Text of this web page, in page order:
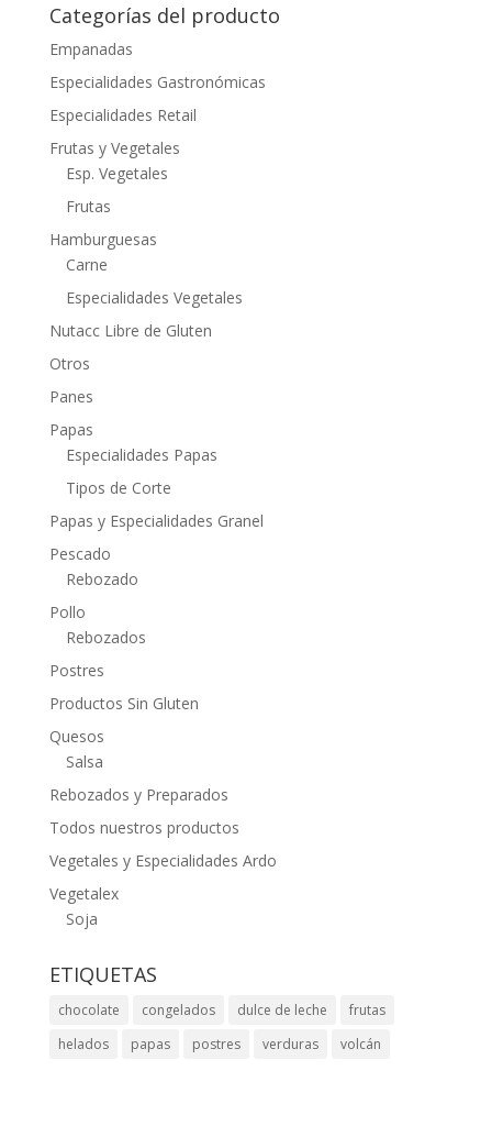
Categorías del producto
Empanadas
Especialidades Gastronómicas
Especialidades Retail
Frutas y Vegetales
Esp. Vegetales
Frutas
Hamburguesas
Carne
Especialidades Vegetales
Nutacc Libre de Gluten
Otros
Panes
Papas
Especialidades Papas
Tipos de Corte
Papas y Especialidades Granel
Pescado
Rebozado
Pollo
Rebozados
Postres
Productos Sin Gluten
Quesos
Salsa
Rebozados y Preparados
Todos nuestros productos
Vegetales y Especialidades Ardo
Vegetalex
Soja
ETIQUETAS
chocolate congelados dulce de leche
frutas
helados
papas postres verduras volcán